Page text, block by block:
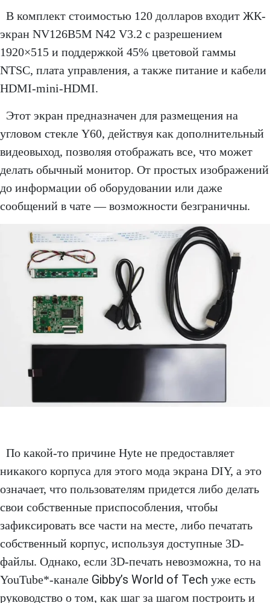
В комплект стоимостью 120 долларов входит ЖК-
экран NV126B5M N42 V3.2 с разрешением
1920×515 и поддержкой 45% цветовой гаммы
NTSC, плата управления, а также питание и кабели
HDMI-mini-HDMI.
Этот экран предназначен для размещения на
угловом стекле Y60, действуя как дополнительный
видеовыход, позволяя отображать все, что может
делать обычный монитор. От простых изображений
до информации об оборудовании или даже
сообщений в чате — возможности безграничны.
По какой-то причине Hyte не предоставляет
никакого корпуса для этого мода экрана DIY, а это
означает, что пользователям придется либо делать
свои собственные приспособления, чтобы
зафиксировать все части на месте, либо печатать
собственный корпус, используя доступные 3D-
файлы. Однако, если 3D-печать невозможна, то на
YouTube*-канале Gibby’s World of Tech уже есть
руководство о том, как шаг за шагом построить и